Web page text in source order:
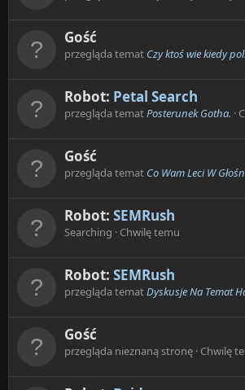
Gość
przegląda temat Czy ktoś wie kiedy
Robot: Petal Search
przegląda tematPosterunek Gotha.
Gość
przegląda temat Co Wam Leci W
Robot: SEMRush
Searching Chwilę temu
Robot: SEMRush
przegląda tematDyskusje Na Temat
Gość
przegląda nieznaną stronę Chwilę